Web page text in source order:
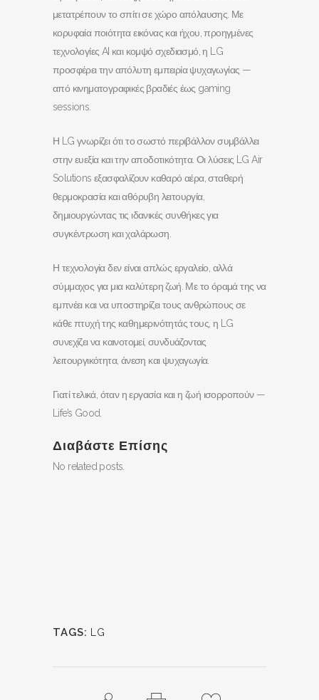
μετατρέπουν το σπίτι σε χώρο απόλαυσης. Με
κορυφαία ποιότητα εικόνας και ήχου, προηγμένες
τεχνολογίες AI και κομψό σχεδιασμό, η LG
προσφέρει την απόλυτη εμπειρία ψυχαγωγίας —
από κινηματογραφικές βραδιές έως gaming
sessions.
Η LG γνωρίζει ότι το σωστό περιβάλλον συμβάλλει
στην ευεξία και την αποδοτικότητα. Οι λύσεις LG Air
Solutions εξασφαλίζουν καθαρό αέρα, σταθερή
θερμοκρασία και αθόρυβη λειτουργία,
δημιουργώντας τις ιδανικές συνθήκες για
συγκέντρωση και χαλάρωση.
Η τεχνολογία δεν είναι απλώς εργαλείο, αλλά
σύμμαχος για μια καλύτερη ζωή. Με το όραμά της να
εμπνέει και να υποστηρίζει τους ανθρώπους σε
κάθε πτυχή της καθημερινότητάς τους, η LG
συνεχίζει να καινοτομεί, συνδυάζοντας
λειτουργικότητα, άνεση και ψυχαγωγία.
Γιατί τελικά, όταν η εργασία και η ζωή ισορροπούν —
Life’s Good.
Διαβάστε Επίσης
No related posts.
TAGS: LG